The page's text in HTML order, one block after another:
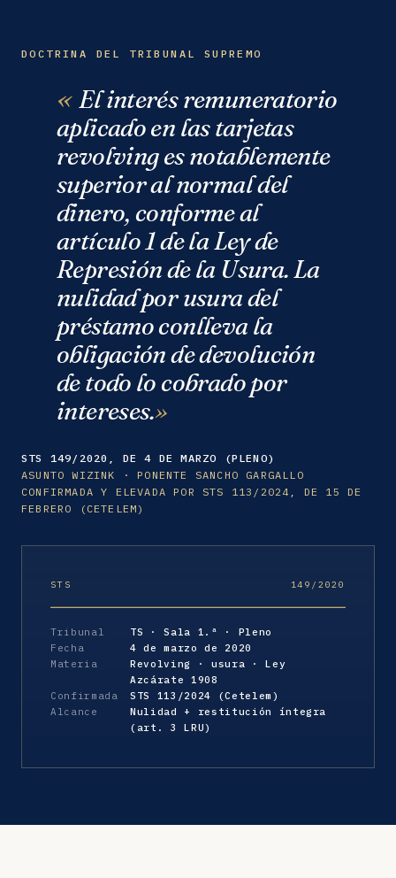
DOCTRINA DEL TRIBUNAL SUPREMO
El interés remuneratorio
aplicado en las tarjetas
revolving es notablemente
superior al normal del
dinero, conforme al
artículo 1 de la Ley de
Represión de la Usura. La
nulidad por usura del
préstamo conlleva la
obligación de devolución
de todo lo cobrado por
intereses.
STS 149/2020, DE 4 DE MARZO (PLENO)
ASUNTO WIZINK · PONENTE SANCHO GARGALLO
CONFIRMADA Y ELEVADA POR STS 113/2024, DE 15 DE
FEBRERO (CETELEM)
STS 149/2020
Tribunal
TS · Sala 1.ª · Pleno
Fecha
4 de marzo de 2020
Materia
Revolving · usura · Ley
Azcárate 1908
Confirmada
STS 113/2024 (Cetelem)
Alcance
Nulidad + restitución íntegra
(art. 3 LRU)